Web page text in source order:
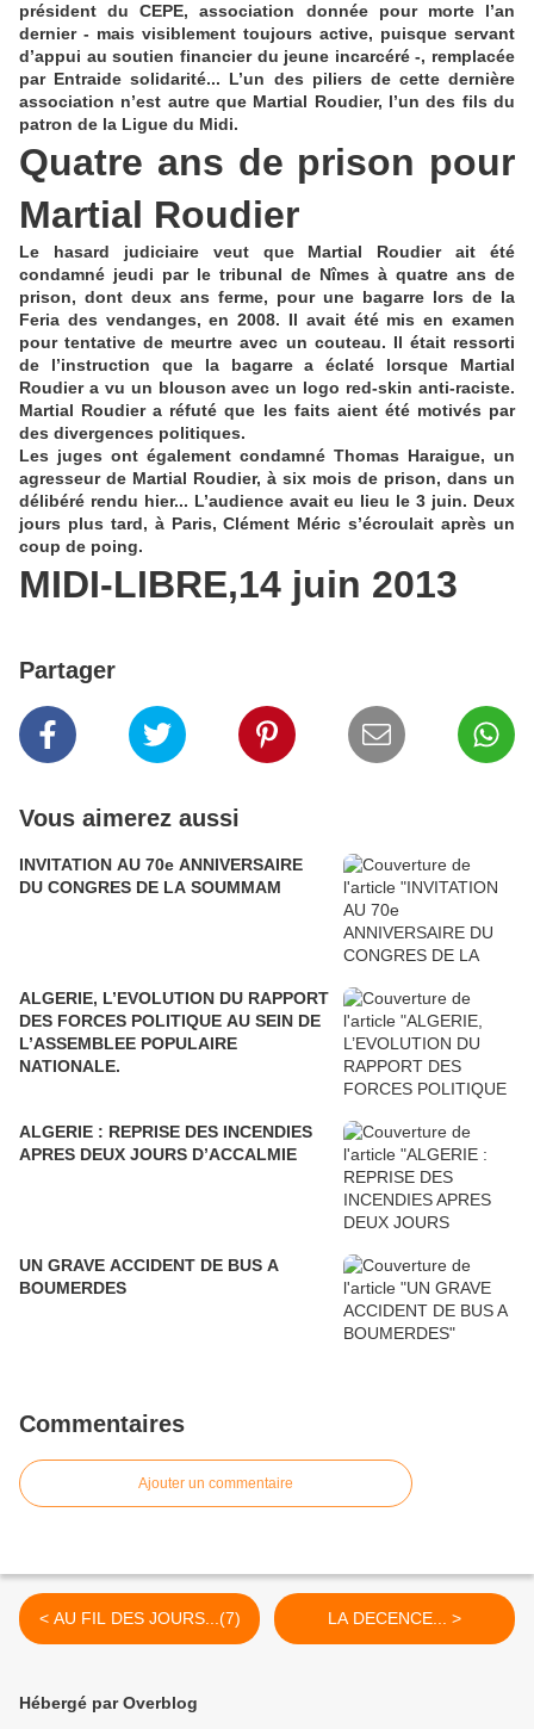
président du CEPE, association donnée pour morte l’an
dernier - mais visiblement toujours active, puisque servant
d’appui au soutien financier du jeune incarcéré -, remplacée
par Entraide solidarité... L’un des piliers de cette dernière
association n’est autre que Martial Roudier, l’un des fils du
patron de la Ligue du Midi.
Quatre ans de prison pour
Martial Roudier
Le hasard judiciaire veut que Martial Roudier ait été
condamné jeudi par le tribunal de Nîmes à quatre ans de
prison, dont deux ans ferme, pour une bagarre lors de la
Feria des vendanges, en 2008. Il avait été mis en examen
pour tentative de meurtre avec un couteau. Il était ressorti
de l’instruction que la bagarre a éclaté lorsque Martial
Roudier a vu un blouson avec un logo red-skin anti-raciste.
Martial Roudier a réfuté que les faits aient été motivés par
des divergences politiques.
Les juges ont également condamné Thomas Haraigue, un
agresseur de Martial Roudier, à six mois de prison, dans un
délibéré rendu hier... L’audience avait eu lieu le 3 juin. Deux
jours plus tard, à Paris, Clément Méric s’écroulait après un
coup de poing.
MIDI-LIBRE,14 juin 2013
Partager
Vous aimerez aussi
INVITATION AU 70e ANNIVERSAIRE
DU CONGRES DE LA SOUMMAM
ALGERIE, L’EVOLUTION DU RAPPORT
DES FORCES POLITIQUE AU SEIN DE
L’ASSEMBLEE POPULAIRE
NATIONALE.
ALGERIE : REPRISE DES INCENDIES
APRES DEUX JOURS D’ACCALMIE
UN GRAVE ACCIDENT DE BUS A
BOUMERDES
Commentaires
Ajouter un commentaire
< AU FIL DES JOURS...(7) LA DECENCE... >
Hébergé par Overblog